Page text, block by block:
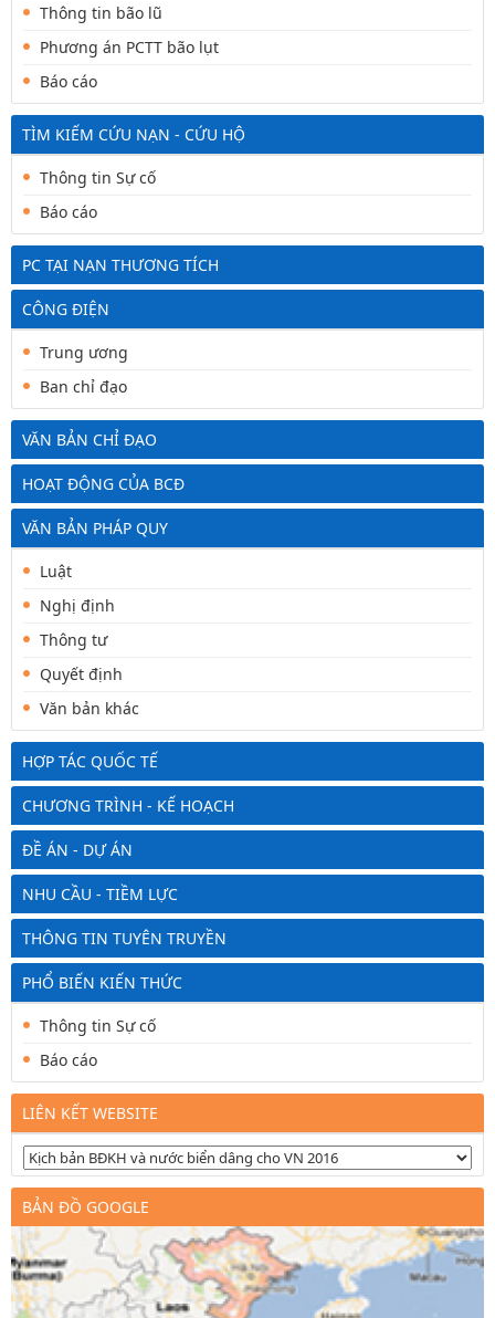
Thông tin bão lũ
Phương án PCTT bão lụt
Báo cáo
TÌM KIẾM CỨU NẠN - CỨU HỘ
Thông tin Sự cố
Báo cáo
PC TẠI NẠN THƯƠNG TÍCH
CÔNG ĐIỆN
Trung ương
Ban chỉ đạo
VĂN BẢN CHỈ ĐẠO
HOẠT ĐỘNG CỦA BCĐ
VĂN BẢN PHÁP QUY
Luật
Nghị định
Thông tư
Quyết định
Văn bản khác
HỢP TÁC QUỐC TẾ
CHƯƠNG TRÌNH - KẾ HOẠCH
ĐỀ ÁN - DỰ ÁN
NHU CẦU - TIỀM LỰC
THÔNG TIN TUYÊN TRUYỀN
PHỔ BIẾN KIẾN THỨC
Thông tin Sự cố
Báo cáo
LIÊN KẾT WEBSITE
BẢN ĐỒ GOOGLE